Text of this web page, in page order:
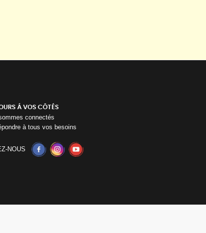
Á VOS CÔTÉS
connectés
à tous vos besoins
NOUS